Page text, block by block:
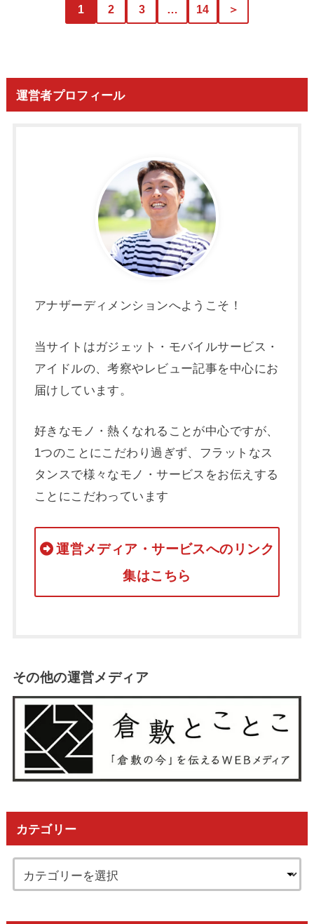
1 2 3 … 14 ＞
運営者プロフィール
アナザーディメンションへようこそ！
当サイトはガジェット・モバイルサービス・
アイドルの、考察やレビュー記事を中心にお
届けしています。
好きなモノ・熱くなれることが中心ですが、
1つのことにこだわり過ぎず、フラットなス
タンスで様々なモノ・サービスをお伝えする
ことにこだわっています
運営メディア・サービスへのリンク
集はこちら
その他の運営メディア
カテゴリー